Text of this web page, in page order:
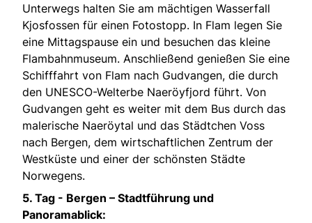
Unterwegs halten Sie am mächtigen Wasserfall
Kjosfossen für einen Fotostopp. In Flam legen Sie
eine Mittagspause ein und besuchen das kleine
Flambahnmuseum. Anschließend genießen Sie eine
Schifffahrt von Flam nach Gudvangen, die durch
den UNESCO-Welterbe Naeröyfjord führt. Von
Gudvangen geht es weiter mit dem Bus durch das
malerische Naeröytal und das Städtchen Voss
nach Bergen, dem wirtschaftlichen Zentrum der
Westküste und einer der schönsten Städte
Norwegens.
5. Tag - Bergen – Stadtführung und
Panoramablick: